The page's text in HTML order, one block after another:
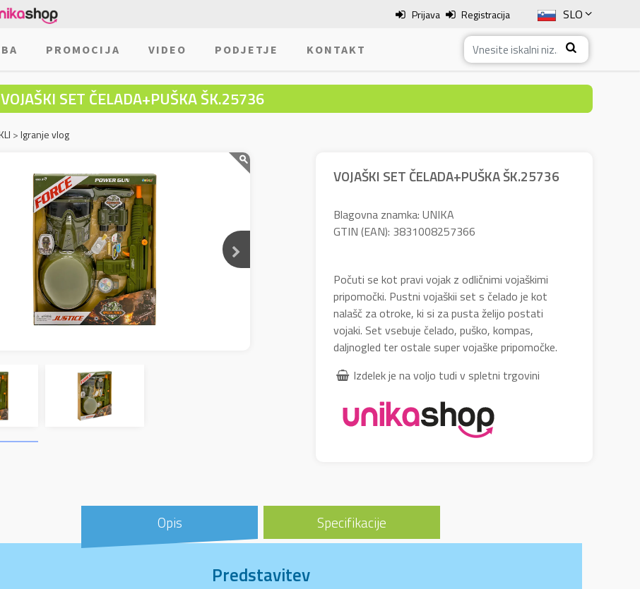
SLO
ENG
ITA
Prijava Registracija
PROMOCIJA VIDEO PODJETJE KONTAKT
SET ČELADA+PUŠKA ŠK.25736
>Igranje vlog
VOJAŠKI SET ČELADA+PUŠKA ŠK.25736
Blagovna znamka: UNIKA
GTIN (EAN): 3831008257366
Počuti se kot pravi vojak z odličnimi vojaškimi
pripomočki. Pustni vojaškii set s čelado je kot
nalašč za otroke, ki si za pusta želijo postati
vojaki. Set vsebuje čelado, puško, kompas,
daljnogled ter ostale super vojaške pripomočke.
Izdelek je na voljo tudi v spletni trgovini
Opis Specifikacije
Predstavitev